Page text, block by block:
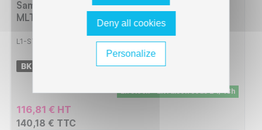
Samsung 203E - Pack x 3 Toner équivalent à
MLT-D203E, MLT-D203EELS - Black
L1-ST203X_0003
10000 pages
En stock - Livraison sous 24/48h
116,81 € HT
140,18 € TTC
Deny all cookies
Personalize